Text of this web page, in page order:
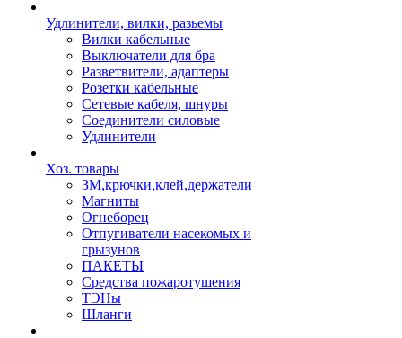
Удлинители, вилки, разьемы
Вилки кабельные
Выключатели для бра
Разветвители, адаптеры
Розетки кабельные
Сетевые кабеля, шнуры
Соединители силовые
Удлинители
Хоз. товары
ЗМ,крючки,клей,держатели
Магниты
Огнеборец
Отпугиватели насекомых и
грызунов
ПАКЕТЫ
Средства пожаротушения
ТЭНы
Шланги